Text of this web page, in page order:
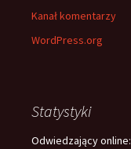
Kanał komentarzy
WordPress.org
Statystyki
Odwiedzający online: